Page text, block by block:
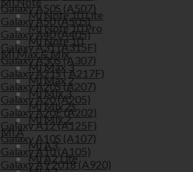
Mi Note 10 Lite
Mi Note 10 Pro
Mi Note 10
Mi Max & Mix
Mi Max 3
Mi Max 2
Mi Mix 3
Mi Mix 2s
Mi Mix 2
Mi A
Mi A3
Mi A2 Lite
Galaxy A50S (A507)
Galaxy A50 (A505)
Galaxy A40 (A405)
Galaxy A31 (A315F)
Galaxy A30S (A307)
Galaxy A21S ( A217F)
Galaxy A20S (A207)
Galaxy A20 (A205)
Galaxy A20E (A202)
Galaxy A12 (A125F)
Galaxy A10S (A107)
Galaxy A10 (A105)
Galaxy A9 2018 (A920)